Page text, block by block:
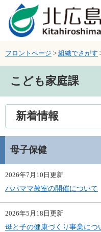
ページの先頭です。
メニューを飛ばして本文へ
フロントページ > 組織でさがす
こども家庭課
新着情報
母子保健
2026年7月10日更新
パパママ教室の開催について
2026年5月18日更新
母と子の健康づくり事業につ